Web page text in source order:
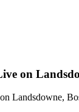
on